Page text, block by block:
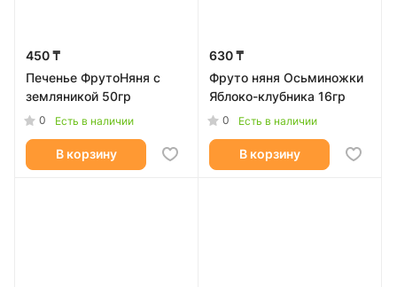
450 ₸
Печенье ФрутоНяня с
земляникой 50гр
0 Есть в наличии
В корзину
630 ₸
Фруто няня Осьминожки
Яблоко-клубника 16гр
0 Есть в наличии
В корзину